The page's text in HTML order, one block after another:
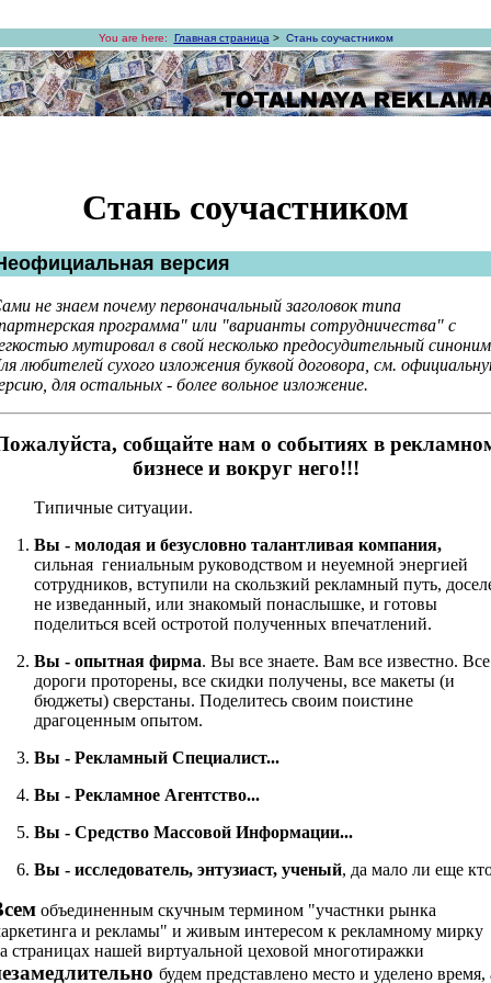
You are here: Главная страница > Стань соучастником
Стань соучастником
версия
не знаем почему первоначальный заголовок типа
программа" или "варианты сотрудничества" с
мутировал в свой несколько предосудительный
любителей сухого изложения буквой договора, см.
для остальных - более вольное изложение.
собщайте нам о событиях в
бизнесе и вокруг него!!!
ситуации.
Вы - молодая и безусловно талантливая компания,
сильная гениальным руководством и неуемной энергией
сотрудников, вступили на скользкий рекламный путь,
не изведанный, или знакомый понаслышке, и готовы
поделиться всей остротой полученных впечатлений.
Вы - опытная фирма. Вы все знаете. Вам все известно. Все
дороги проторены, все скидки получены, все макеты (и
бюджеты) сверстаны. Поделитесь своим поистине
драгоценным опытом.
Вы - Рекламный Специалист...
Вы - Рекламное Агентство...
Вы - Средство Массовой Информации...
Вы - исследователь, энтузиаст, ученый, да мало ли еще
объединенным скучным термином "участнки рынка
и рекламы" и живым интересом к рекламному мирку
страницах нашей виртуальной цеховой многотиражки
будем представлено место и уделено время,